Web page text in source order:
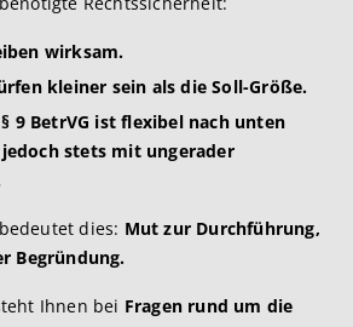
wirksam.
kleiner sein als die Soll-Größe.
9 BetrVG ist flexibel nach unten
stets mit ungerader
dies: Mut zur Durchführung,
Begründung.
Ihnen bei Fragen rund um die